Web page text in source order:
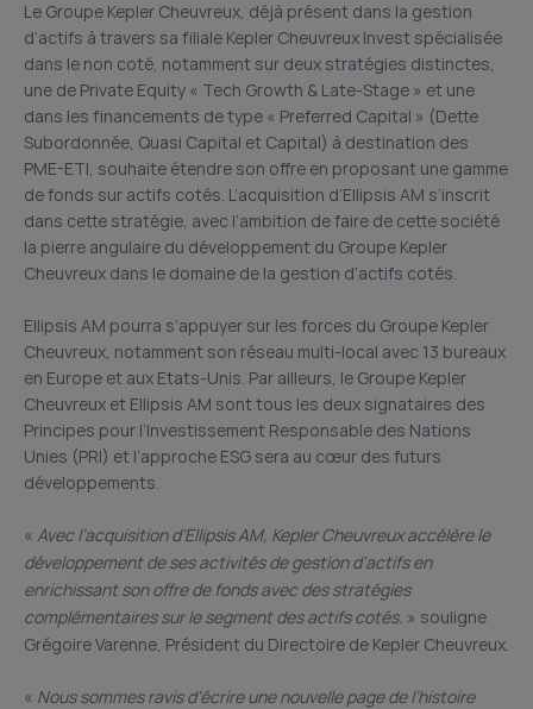
Le Groupe Kepler Cheuvreux, déjà présent dans la gestion
d’actifs à travers sa filiale Kepler Cheuvreux Invest spécialisée
dans le non coté, notamment sur deux stratégies distinctes,
une de Private Equity « Tech Growth & Late-Stage » et une
dans les financements de type « Preferred Capital » (Dette
Subordonnée, Quasi Capital et Capital) à destination des
PME-ETI, souhaite étendre son offre en proposant une gamme
de fonds sur actifs cotés. L’acquisition d’Ellipsis AM s’inscrit
dans cette stratégie, avec l’ambition de faire de cette société
la pierre angulaire du développement du Groupe Kepler
Cheuvreux dans le domaine de la gestion d’actifs cotés.
Ellipsis AM pourra s’appuyer sur les forces du Groupe Kepler
Cheuvreux, notamment son réseau multi-local avec 13 bureaux
en Europe et aux Etats-Unis. Par ailleurs, le Groupe Kepler
Cheuvreux et Ellipsis AM sont tous les deux signataires des
Principes pour l’Investissement Responsable des Nations
Unies (PRI) et l’approche ESG sera au cœur des futurs
développements.
« Avec l’acquisition d’Ellipsis AM, Kepler Cheuvreux accélère le
développement de ses activités de gestion d’actifs en
enrichissant son offre de fonds avec des stratégies
complémentaires sur le segment des actifs cotés. » souligne
Grégoire Varenne, Président du Directoire de Kepler Cheuvreux.
« Nous sommes ravis d’écrire une nouvelle page de l’histoire